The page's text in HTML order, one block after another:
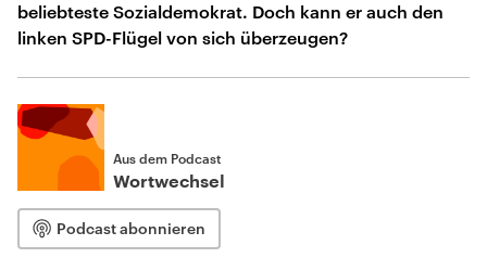
beliebteste Sozialdemokrat. Doch kann er auch den
linken SPD-Flügel von sich überzeugen?
Aus dem Podcast
Wortwechsel
Podcast abonnieren